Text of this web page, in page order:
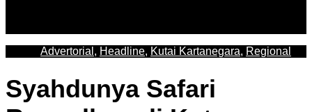
Advertorial , Headline, Kutai Kartanegara, Regional
Syahdunya Safari